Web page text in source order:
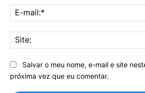
Salvar o meu nome, e-mail e site
próxima vez que eu comentar.